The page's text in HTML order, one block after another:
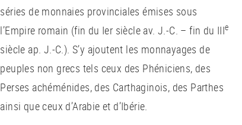
séries de monnaies provinciales émises sous
l’Empire romain (fin du Ier siècle av. J.-C. – fin du IIIe
siècle ap. J.-C.). S’y ajoutent les monnayages de
peuples non grecs tels ceux des Phéniciens, des
Perses achéménides, des Carthaginois, des Parthes
ainsi que ceux d’Arabie et d’Ibérie.